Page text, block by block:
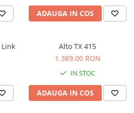
ADAUGA IN COS
Link
Alto TX 415
1.389,00 RON
IN STOC
ADAUGA IN COS